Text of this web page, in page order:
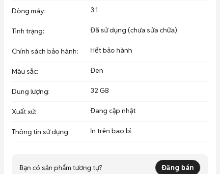
Dòng máy: 3.1
Tình trạng: Đã sử dụng (chưa sửa chữa)
Chính sách bảo hành: Hết bảo hành
Màu sắc: Đen
Dung lượng: 32 GB
Xuất xứ: Đang cập nhật
Thông tin sử dụng: In trên bao bì
Bạn có sản phẩm tương tự? Đăng bán